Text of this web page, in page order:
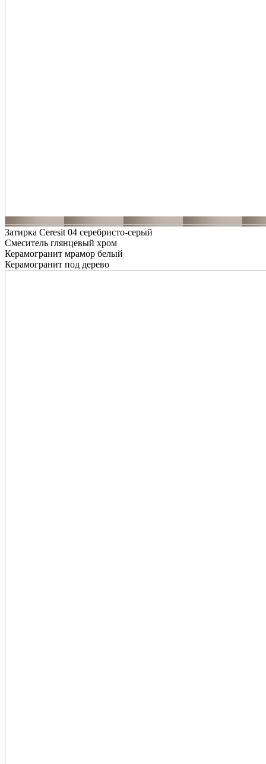
Затирка Ceresit 04 серебристо-серый
Смеситель глянцевый хром
Керамогранит мрамор белый
Керамогранит под дерево